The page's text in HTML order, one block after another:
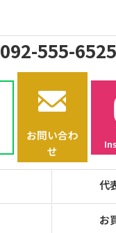
092-555-6525
お問い合わ
せ
代
お